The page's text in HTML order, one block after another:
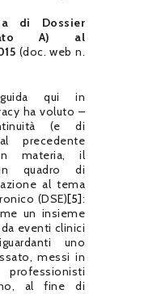
di Dossier
A) al
(doc. web n.
qui in
ha voluto –
(e di
precedente
materia, il
quadro di
al tema
(DSE)[5]:
un insieme
eventi clinici
uno
messi in
al fine di